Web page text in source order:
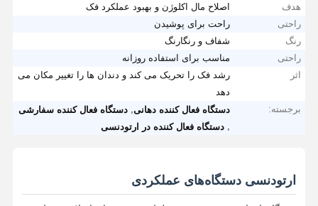
هدف
اصلاح مال اکلوژن و بهبود عملکرد فک
راحتی
راحت برای پوشیدن
رنگ
شفاف و رنگارنگ
راحتی
مناسب برای استفاده روزانه
اثر
رشد فک را تحریک می کند و دندان ها را تغییر مکان می
دهد
برجسته:
دستگاه فعال کننده دهانی ,دستگاه فعال کننده سفارشی
,دستگاه فعال کننده در ارتودنسی
ارتودنسی دستگاه‌های عملکردی